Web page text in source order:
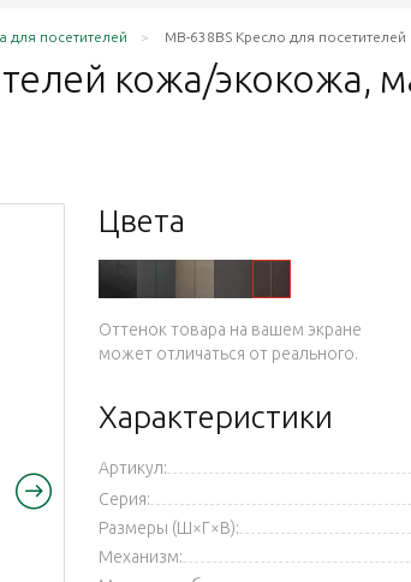
для посетителей MB-638BS Кресло для
кожа/экокожа,
Цвета
Оттенок товара на вашем экране
может отличаться от реального.
Характеристики
Артикул:
Серия:
Размеры (Ш×Г×В):
Механизм: